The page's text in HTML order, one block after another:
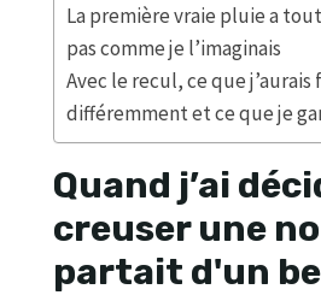
La première vraie pluie a
pas comme je l’imaginais
Avec le recul, ce que j’aurais
différemment et ce que je
Quand j’ai
creuser une
partait d'un